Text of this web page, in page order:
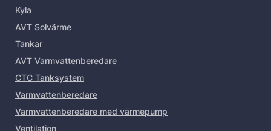
Kyla
AVT Solvärme
Tankar
AVT Varmvattenberedare
CTC Tanksystem
Varmvattenberedare
Varmvattenberedare med värmepump
Ventilation